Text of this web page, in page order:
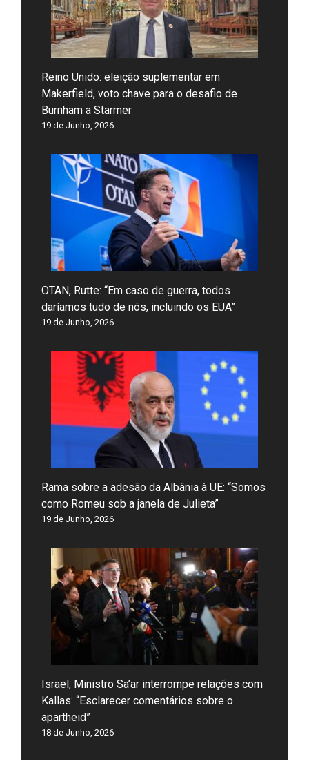
Reino Unido: eleição suplementar em
Makerfield, voto chave para o desafio de
Burnham a Starmer
19 de Junho, 2026
OTAN, Rutte: “Em caso de guerra, todos
daríamos tudo de nós, incluindo os EUA”
19 de Junho, 2026
Rama sobre a adesão da Albânia à UE: “Somos
como Romeu sob a janela de Julieta”
19 de Junho, 2026
Israel, Ministro Sa’ar interrompe relações com
Kallas: “Esclarecer comentários sobre o
apartheid”
18 de Junho, 2026